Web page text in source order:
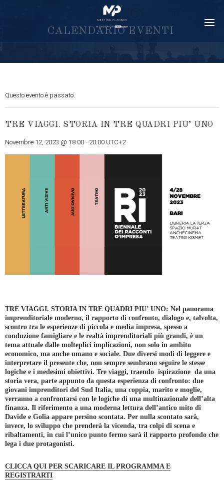
CALEN DARIO E VEN TI
Questo evento è passato.
TRE VIAGGI. STORIA IN TRE QUADRI PIU’ UNO
Novembre 12, 2023 @ 18:00 - 20:00 UTC+2
TRE VIAGGI. STORIA IN TRE QUADRI PIU’ UNO: Nel panorama
imprenditoriale moderno, il rapporto di confronto, dialogo e, talvolta,
scontro tra le esperienze di piccola e media impresa, spesso a
conduzione famigliare e le realtà imprenditoriali più grandi, è un
tema attuale dalle molteplici implicazioni, non solo in ambito
economico, ma anche umano e sociale. Due diversi modi di leggere e
interpretare il presente che, non sempre sembrano seguire le stesse
logiche e i medesimi obiettivi. Tre viaggi, traendo ispirazione da una
storia vera, parte appunto da questa esperienza di confronto: due
giovani imprenditori del Sud Italia, una coppia, marito e moglie,
verranno a confrontarsi con le logiche di una multinazionale dell’alta
finanza. Il riferimento a una moderna lettura dell’antico mito di
Davide e Golia appare persino scontata. Per nulla scontato sarà,
invece, lo sviluppo che prenderà la vicenda, tra colpi di scena e
ribaltamenti, in cui l’unico punto fermo sarà il rapporto profondo che
lega i due protagonisti.
CLICCA QUI PER SCARICARE IL PROGRAMMA E
REGISTRARTI